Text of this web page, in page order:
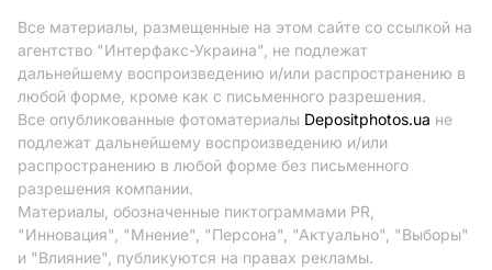
Все материалы, размещенные на этом сайте со ссылкой на
агентство "Интерфакс-Украина", не подлежат
дальнейшему воспроизведению и/или распространению в
любой форме, кроме как с письменного разрешения.
Все опубликованные фотоматериалы Depositphotos.ua не
подлежат дальнейшему воспроизведению и/или
распространению в любой форме без письменного
разрешения компании.
Материалы, обозначенные пиктограммами PR,
"Инновация", "Мнение", "Персона", "Актуально", "Выборы"
и "Влияние", публикуются на правах рекламы.